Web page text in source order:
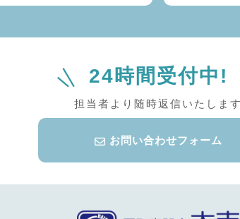
24時間受付中!
担当者より随時返信いたします
お問い合わせフォーム